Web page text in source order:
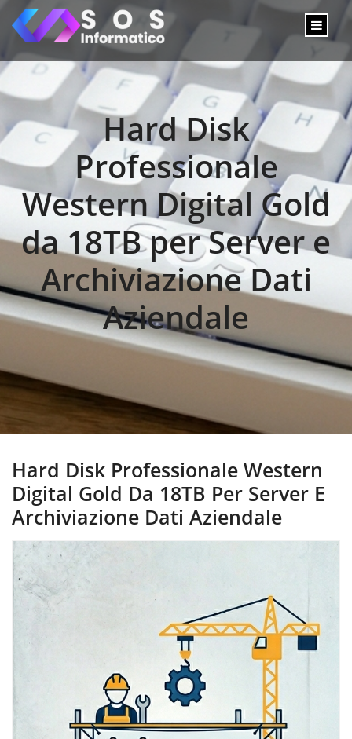
Hard Disk
Professionale
Western Digital Gold
da 18TB per Server e
Archiviazione Dati
Aziendale
Hard Disk Professionale Western
Digital Gold Da 18TB Per Server E
Archiviazione Dati Aziendale